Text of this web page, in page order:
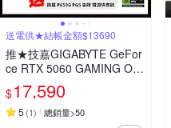
送電供★結帳金額$13690
推★技嘉GIGABYTE GeFor
ce RTX 5060 GAMING OC
8G 顯示卡 RTX5060(下單
再折)
$17,590
5 (1) 總銷量>50